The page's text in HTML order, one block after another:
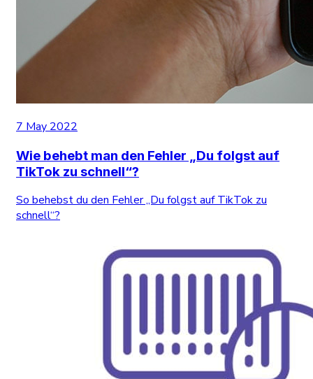
7 May 2022
Wie behebt man den Fehler „Du folgst auf
TikTok zu schnell“?
So behebst du den Fehler „Du folgst auf TikTok zu
schnell“?